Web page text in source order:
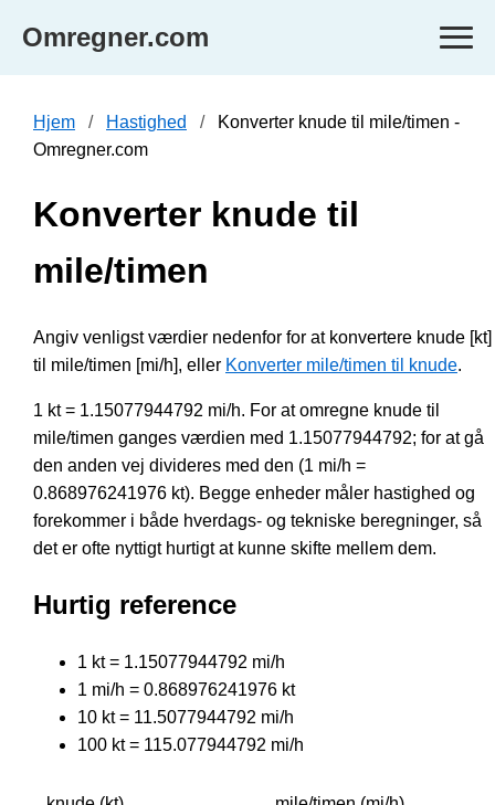
Omregner.com
Hjem Hastighed
Konverter knude til mile/timen -
Omregner.com
Konverter knude til
mile/timen
Angiv venligst værdier nedenfor for at konvertere knude [kt]
til mile/timen [mi/h], eller Konverter mile/timen til knude.
1 kt = 1.15077944792 mi/h. For at omregne knude til
mile/timen ganges værdien med 1.15077944792; for at gå
den anden vej divideres med den (1 mi/h =
0.868976241976 kt). Begge enheder måler hastighed og
forekommer i både hverdags- og tekniske beregninger, så
det er ofte nyttigt hurtigt at kunne skifte mellem dem.
Hurtig reference
1 kt = 1.15077944792 mi/h
1 mi/h = 0.868976241976 kt
10 kt = 11.5077944792 mi/h
100 kt = 115.077944792 mi/h